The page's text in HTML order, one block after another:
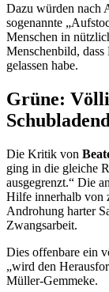
Dazu würden nach
sogenannte
Menschen in
Menschenbild,
gelassen habe.
Grüne:
Die Kritik von
ging in die gleiche
ausgegrenzt.“ Die
Hilfe innerhalb von
Androhung harter
Zwangsarbeit.
Dies offenbare ein
„wird den
Müller-Gemmeke.